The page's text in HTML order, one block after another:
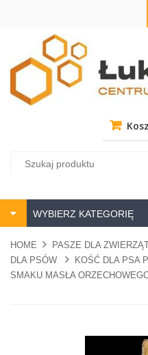
WYBIERZ KATEGORIĘ
HOME PASZE DLA
DLA PSÓW
KOŚĆ DLA PSA
SMAKU MASŁA